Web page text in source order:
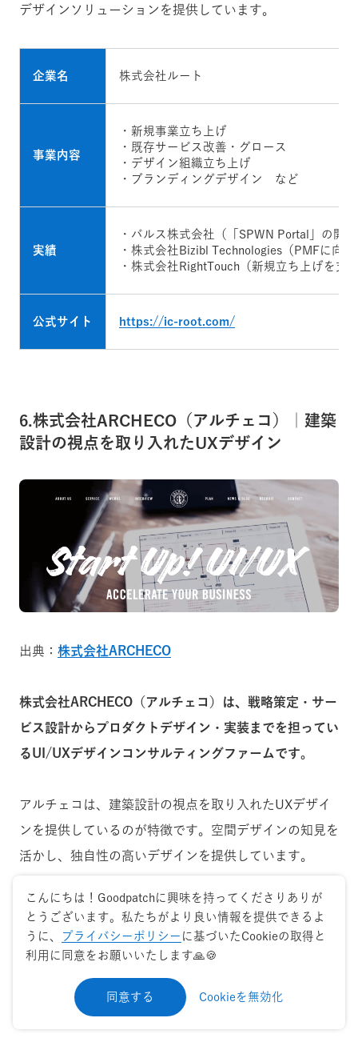
デザインソリューションを提供しています。
企業名 株式会社ルート
事業内容
・新規事業立ち上げ
・既存サービス改善・グロース
・デザイン組織立ち上げ
・ブランディングデザイン など
実績
・バルス株式会社（「SPWN Portal」の開
・株式会社Bizibl Technologies（PMFに向
・株式会社RightTouch（新規立ち上げを支
公式サイト https://ic-root.com/
6.株式会社ARCHECO（アルチェコ）｜建築
設計の視点を取り入れたUXデザイン
出典： 株式会社ARCHECO
株式会社ARCHECO（アルチェコ）は、戦略策定・サー
ビス設計からプロダクトデザイン・実装までを担ってい
るUI/UXデザインコンサルティングファームです。
アルチェコは、建築設計の視点を取り入れたUXデザイ
ンを提供しているのが特徴です。空間デザインの知見を
活かし、独自性の高いデザインを提供しています。
人間中心設計のアプローチでユーザーの潜在的欲求を分
析することで、ユーザーを効率的に獲得できるサービ
ス・アプリを開発。 本質的なユーザー体験をコンセプト
として策定し、課題・目的に応じて最適な施策を提案し
てくれるのも魅力です。
こんにちは！Goodpatchに興味を持ってくださりありが
とうございます。私たちがより良い情報を提供できるよ
うに、
プライバシーポリシー に基づいたCookieの取得と
利用に同意をお願いいたします🙏🍪
同意する Cookieを無効化